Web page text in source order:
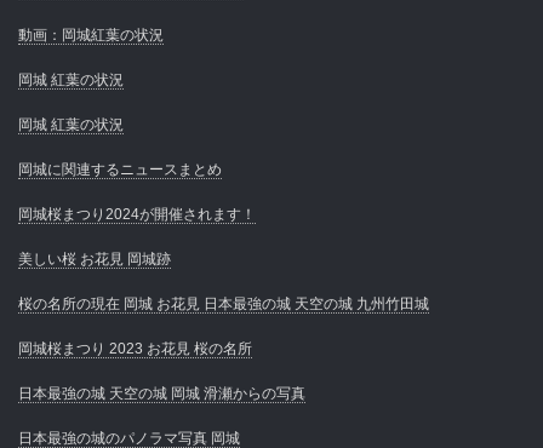
動画：岡城紅葉の状況
岡城 紅葉の状況
岡城 紅葉の状況
岡城に関連するニュースまとめ
岡城桜まつり2024が開催されます！
美しい桜 お花見 岡城跡
桜の名所の現在 岡城 お花見 日本最強の城 天空の城 九州竹田城
岡城桜まつり 2023 お花見 桜の名所
日本最強の城 天空の城 岡城 滑瀬からの写真
日本最強の城のパノラマ写真 岡城